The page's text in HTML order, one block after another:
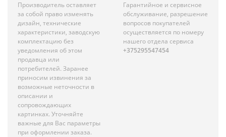
Производитель оставляет
за собой право изменять
дизайн, технические
характеристики, заводскую
комплектацию без
уведомления об этом
продавца или
потребителей. Заранее
приносим извинения за
возможные неточности в
описании и
сопровождающих
картинках. Уточняйте
важные для Вас параметры
при оформлении заказа.
Гарантийное и сервисное
обслуживание, разрешение
вопросов покупателей
осуществляется по номеру
нашего отдела сервиса
+375295547454